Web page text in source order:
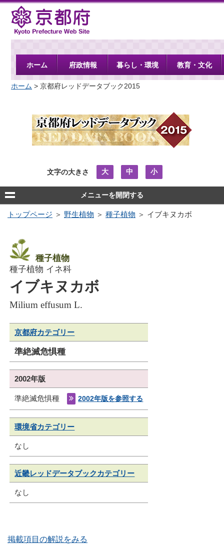
京都府
ホーム 府政情報 暮らし・環境 教育・文化
ホーム > 京都府レッドデータブック2015
文字の大きさ 大 中 小
メニューを開閉する
トップページ ＞ 野生植物 ＞ 種子植物 ＞ イブキヌカボ
種子植物
種子植物 イネ科
イブキヌカボ
Milium effusum L.
京都府カテゴリー
準絶滅危惧種
2002年版
準絶滅危惧種 2002年版を参照する
環境省カテゴリー
なし
近畿レッドデータブックカテゴリー
なし
掲載項目の解説をみる